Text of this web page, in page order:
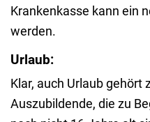
Krankenkasse kann ein
werden.
Urlaub:
Klar, auch Urlaub gehört
Auszubildende, die zu